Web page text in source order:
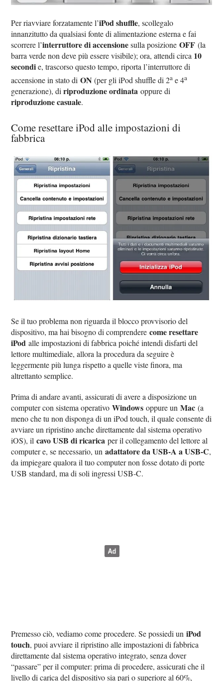
Per riavviare forzatamente l’iPod shuffle, scollegalo
innanzitutto da qualsiasi fonte di alimentazione esterna e fai
scorrere l’interruttore di accensionesulla posizioneOFF(la
barra verde non deve più essere visibile); ora, attendi circa 10
secondie, trascorso questo tempo, riporta l’interruttore di
accensione in stato diON(per gli iPod shuffle di 2a e 4a
generazione), diriproduzione ordinataoppure di
riproduzionecasuale.
Come resettare iPod alle impostazioni di
fabbrica
Se il tuo problema non riguarda il blocco provvisorio del
dispositivo, ma hai bisogno di comprenderecome resettare
iPodalle impostazioni di fabbrica poiché intendi disfarti del
lettore multimediale, allora la procedura da seguire è
leggermente più lunga rispetto a quelle viste finora, ma
altrettanto semplice.
Prima di andare avanti, assicurati di avere a disposizione un
computer con sistema operativoWindows oppure unMac(a
meno che tu non disponga di un iPod touch, il quale consente di
avviare un ripristino anche direttamente dal sistema operativo
iOS), ilcavo USB di ricaricaper il collegamento del lettore al
computer e, se necessario, unadattatore da USB-A a USB-C,
da impiegare qualora il tuo computer non fosse dotato di porte
USB standard, ma di soli ingressi USB-C.
Premesso ciò, vediamo come procedere. Se possiedi uniPod
touch, puoi avviare il ripristino alle impostazioni di fabbrica
direttamente dal sistema operativo integrato, senza dover
“passare” per il computer: prima di procedere, assicurati che il
livello di carica del dispositivo sia pari o superiore al 60%,